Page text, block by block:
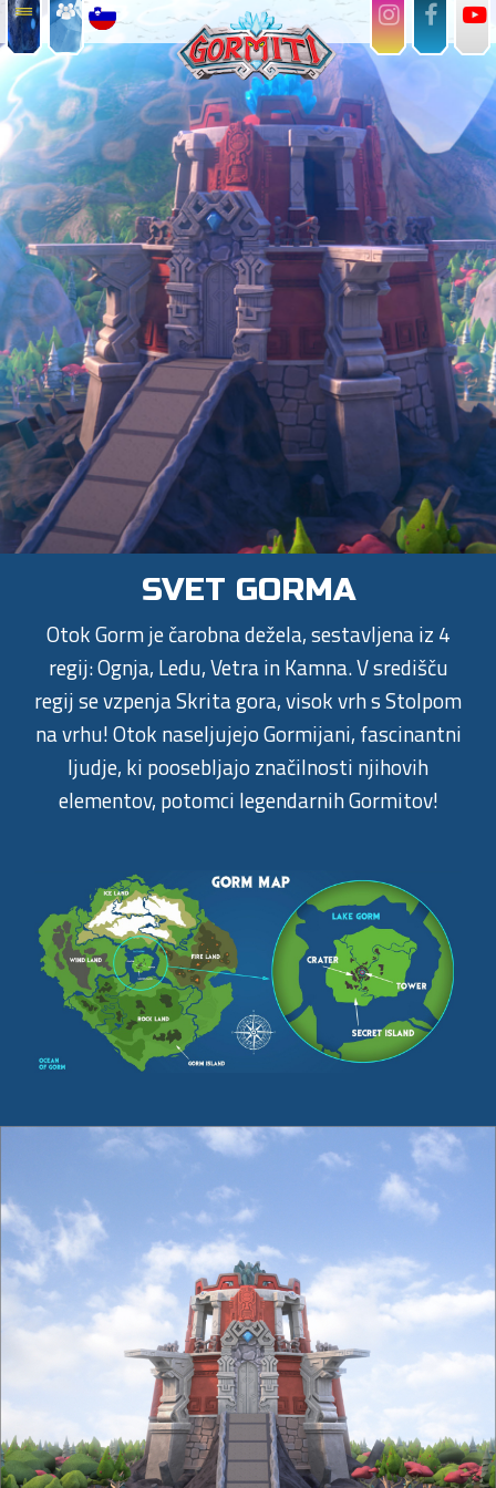
SVET GORMA
Otok Gorm je čarobna dežela, sestavljena iz 4
regij: Ognja, Ledu, Vetra in Kamna. V središču
regij se vzpenja Skrita gora, visok vrh s Stolpom
na vrhu! Otok naseljujejo Gormijani, fascinantni
ljudje, ki poosebljajo značilnosti njihovih
elementov, potomci legendarnih Gormitov!